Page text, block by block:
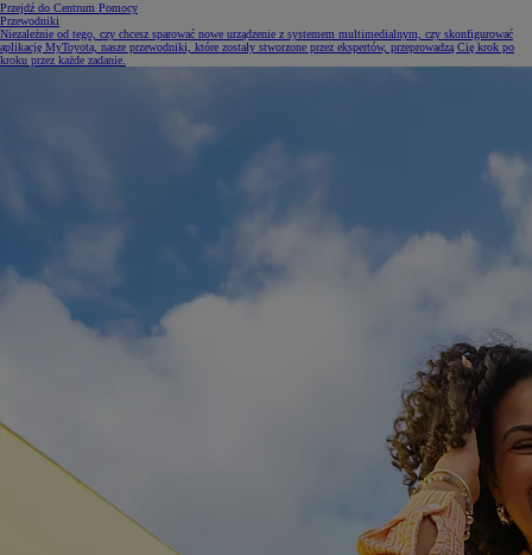
Przejdź do Centrum Pomocy
Przewodniki
Niezależnie od tego, czy chcesz sparować nowe urządzenie z systemem multimedialnym, czy skonfigurować
aplikację MyToyota, nasze przewodniki, które zostały stworzone przez ekspertów, przeprowadzą Cię krok po
kroku przez każde zadanie.